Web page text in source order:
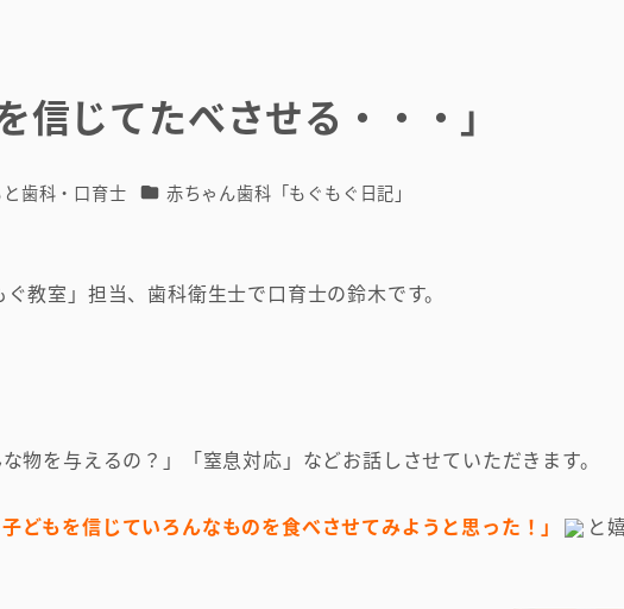
信じてたべさせる・・・」
歯科・口育士 カテゴリー
赤ちゃん歯科「もぐもぐ日記」
教室」担当、歯科衛生士で口育士の鈴木です。
物を与えるの？」「窒息対応」などお話しさせていただきます。
子どもを信じていろんなものを食べさせてみようと思った！」
と